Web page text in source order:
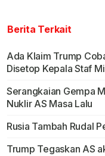
Berita Terkait
Ada Klaim Trump
Disetop Kepala Staf
Serangkaian Gempa
Nuklir AS Masa Lalu
Rusia Tambah Rudal
Trump Tegaskan AS